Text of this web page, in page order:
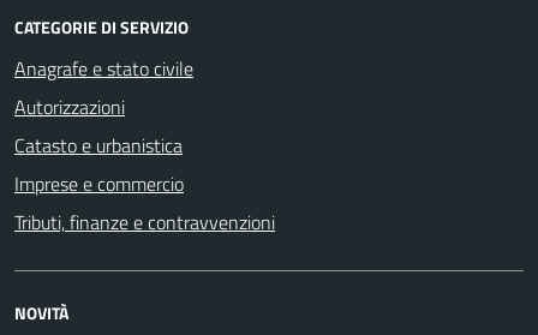
CATEGORIE DI SERVIZIO
Anagrafe e stato civile
Autorizzazioni
Catasto e urbanistica
Imprese e commercio
Tributi, finanze e contravvenzioni
NOVITÀ